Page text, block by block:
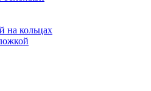
на кольцах